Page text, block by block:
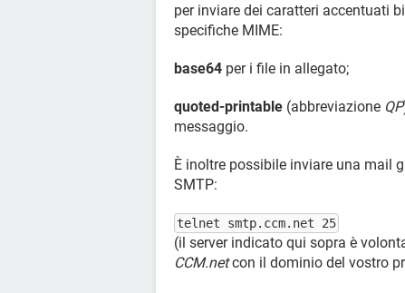
per inviare dei caratteri accentuati
specifiche MIME:
base64 per i file in allegato;
quoted-printable (abbreviazione QP
messaggio.
È inoltre possibile inviare una mail
SMTP:
telnet smtp.ccm.net 25
(il server indicato qui sopra è
CCM.netcon il dominio del vostro